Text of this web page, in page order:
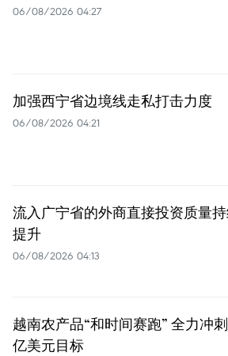
06/08/2026 04:27
加强西宁省边境线走私打击力度
06/08/2026 04:21
流入广宁省的外商直接投资质量
提升
06/08/2026 04:13
越南农产品“和时间赛跑” 全力冲
亿美元目标